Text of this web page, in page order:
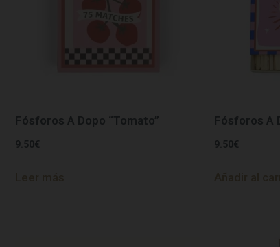
Fósforos A Dopo “Tomato”
9.50 €
Fósforos A
9.50 €